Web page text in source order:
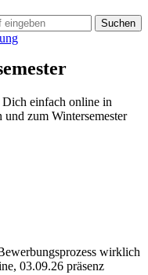
Suchen
einfach online in
und zum Wintersemester
wirklich
03.09.26 präsenz